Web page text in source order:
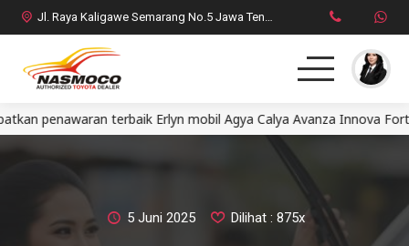
Jl. Raya Kaligawe Semarang No.5 Jawa Tengah
Hometerbaik Erlyn mobil Agya Calya Avanza Innova Fortuner
5 Juni 2025 Dilihat : 875x